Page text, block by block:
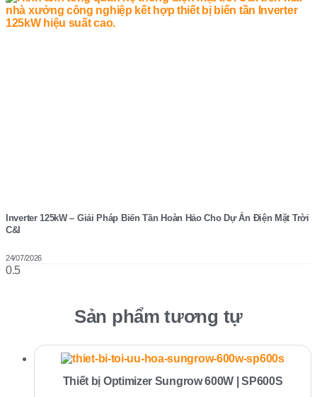
Inverter 125kW – Giải Pháp Biến Tần Hoàn Hảo Cho Dự Án Điện Mặt Trời
C&I
24/07/2026
Sản phẩm tương tự
Thiết bị Optimizer Sungrow 600W | SP600S